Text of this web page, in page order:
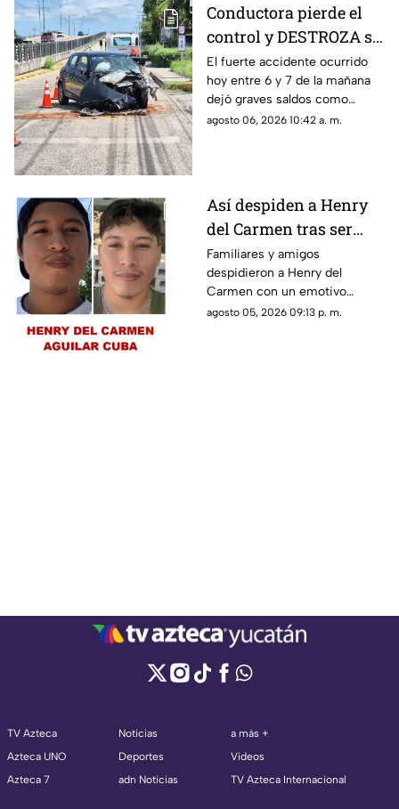
Conductora pierde el
control y DESTROZA su
auto; así fue el FUERTE
ACCIDENTE HOY en
Temozón Norte, Mérida
El fuerte accidente ocurrido
hoy entre 6 y 7 de la mañana
dejó graves saldos como
consecuencia en la zona de
agosto 06, 2026 10:42 a. m.
Así despiden a Henry
del Carmen tras ser
hallado sin vida en la
Mérida-Chetumal tras
varios días
desaparecido
Familiares y amigos
despidieron a Henry del
Carmen con un emotivo
mensaje en redes sociales tras
agosto 05, 2026 09:13 p. m.
TV Azteca
Azteca UNO
Azteca 7
Noticias
Deportes
adn Noticias
a más +
Videos
TV Azteca Internacional